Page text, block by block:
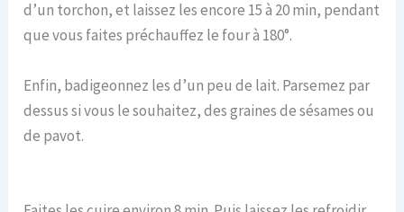
d’un torchon, et laissez les encore 15 à 20 min, pendant
que vous faites préchauffez le four à 180°.
Enfin, badigeonnez les d’un peu de lait. Parsemez par
dessus si vous le souhaitez, des graines de sésames ou
de pavot.